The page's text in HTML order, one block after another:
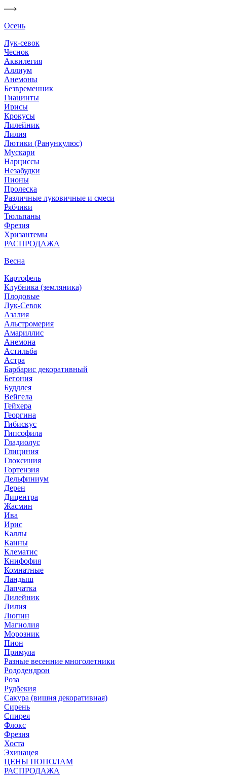
Осень
Лук-севок
Чеснок
Аквилегия
Аллиум
Анемоны
Безвременник
Гиацинты
Ирисы
Крокусы
Лилейник
Лилия
Лютики (Ранункулюс)
Мускари
Нарцисcы
Незабудки
Пионы
Пролеска
Различные луковичные и смеси
Рябчики
Тюльпаны
Фрезия
Хризантемы
РАСПРОДАЖА
Весна
Картофель
Клубника (земляника)
Плодовые
Лук-Севок
Азалия
Альстромерия
Амариллис
Анемона
Астильба
Астра
Барбарис декоративный
Бегония
Буддлея
Вейгела
Гейхера
Георгина
Гибискус
Гипсофила
Гладиолус
Глициния
Глоксиния
Гортензия
Дельфиниум
Дерен
Дицентра
Жасмин
Ива
Ирис
Каллы
Канны
Клематис
Книфофия
Комнатные
Ландыш
Лапчатка
Лилейник
Лилия
Люпин
Магнолия
Морозник
Пион
Примула
Разные весенние многолетники
Рододендрон
Роза
Рудбекия
Сакура (вишня декоративная)
Сирень
Спирея
Флокс
Фрезия
Хоста
Эхинацея
ЦЕНЫ ПОПОЛАМ
РАСПРОДАЖА